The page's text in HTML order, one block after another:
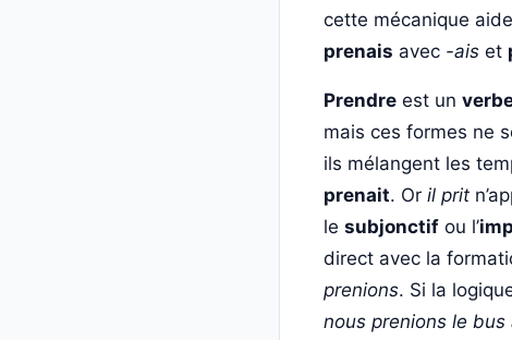
cette mécanique
prenais avec -ais et
Prendre est un
mais ces formes ne
ils mélangent les
prenait. Or il prit
le subjonctif ou l’
direct avec la
prenions. Si la
nous prenions le bus